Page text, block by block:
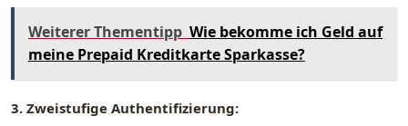
Weiterer Thementipp Wie bekomme ich Geld auf
meine Prepaid Kreditkarte Sparkasse?
3. Zweistufige Authentifizierung: